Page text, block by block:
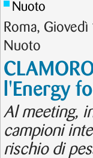
Nuoto
Roma,
Nuoto
l'Energy
Al meeting,
campioni
rischio di